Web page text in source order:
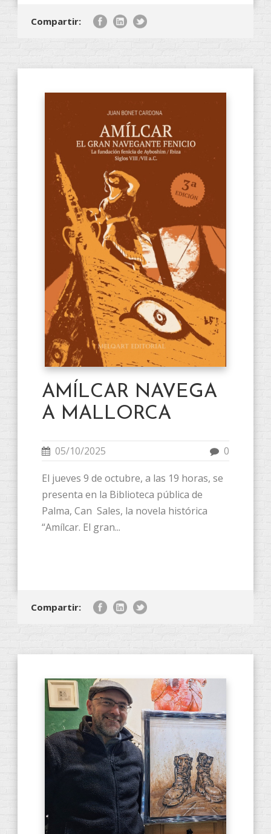
Compartir:
AMÍLCAR NAVEGA
A MALLORCA
05/10/2025 0
El jueves 9 de octubre, a las 19 horas, se
presenta en la Biblioteca pública de
Palma, Can Sales, la novela histórica
“Amílcar. El gran...
Compartir: